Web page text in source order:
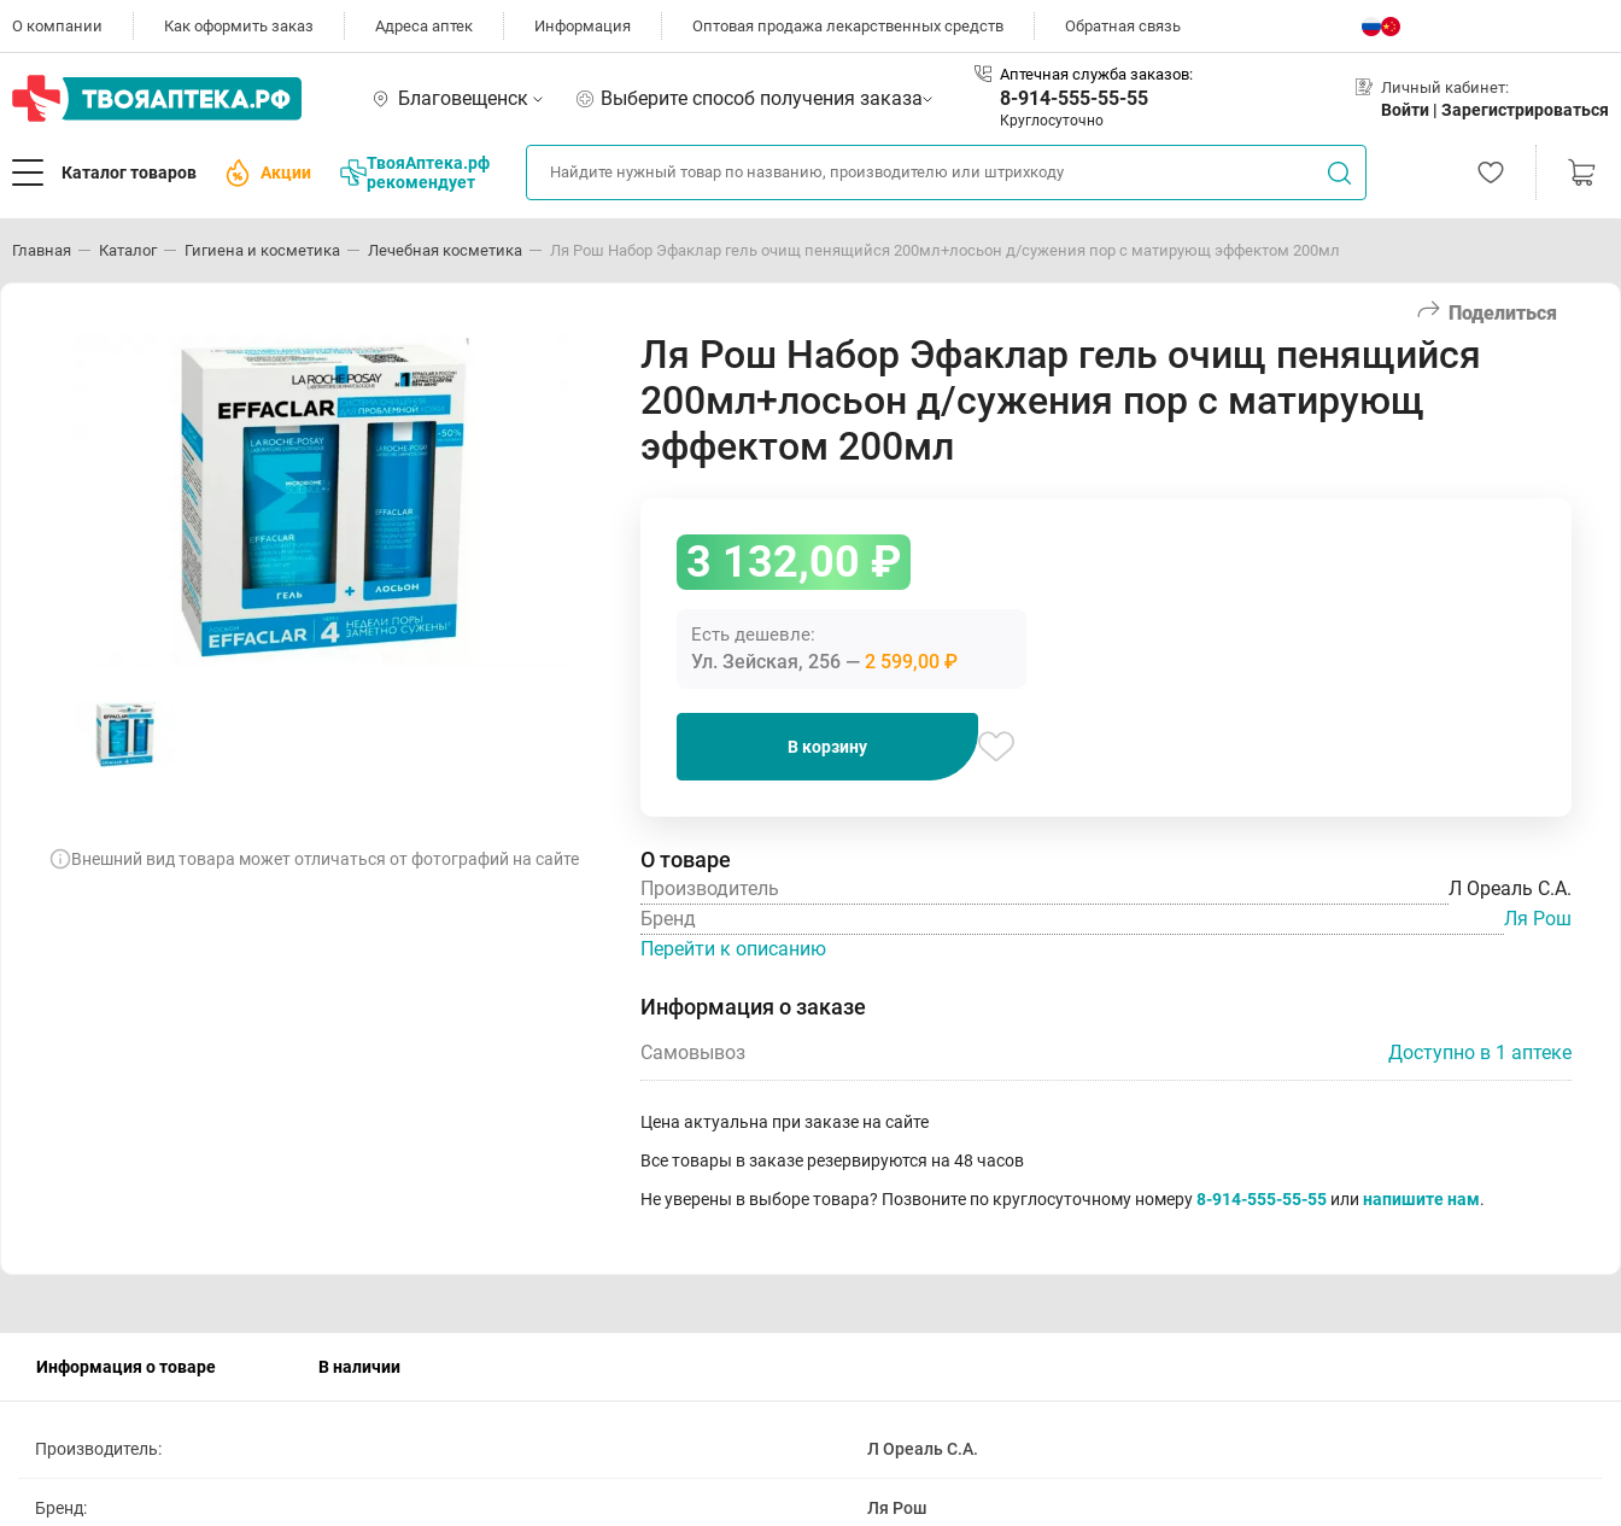
О компании Как оформить заказ Адреса аптек Информация Оптовая продажа лекарственных средств Обратная связь
Благовещенск Выберите способ получения заказа
Аптечная служба заказов:
8-914-555-55-55
Круглосуточно
Личный кабинет:
Войти | Зарегистрироваться
Каталог товаров Акции
ТвояАптека.рф
рекомендует
Главная Каталог Гигиена и косметика Лечебная косметика Ля Рош Набор Эфаклар гель очищ пенящийся 200мл+лосьон д/сужения пор с матирующ эффектом 200мл
Поделиться
Внешний вид товара может отличаться от фотографий на сайте
Ля Рош Набор Эфаклар гель очищ пенящийся
200мл+лосьон д/сужения пор с матирующ
эффектом 200мл
3 132,00 ₽
Есть дешевле:
Ул. Зейская, 256 2 599,00 ₽
В корзину
О товаре
Производитель
Л Ореаль С.А.
Бренд
Ля Рош
Перейти к описанию
Информация о заказе
Самовывоз Доступно в 1 аптеке
Цена актуальна при заказе на сайте
Все товары в заказе резервируются на 48 часов
Не уверены в выборе товара? Позвоните по круглосуточному номеру8-914-555-55-55 или напишите нам.
Информация о товаре В наличии
Производитель: Л Ореаль С.А.
Бренд: Ля Рош